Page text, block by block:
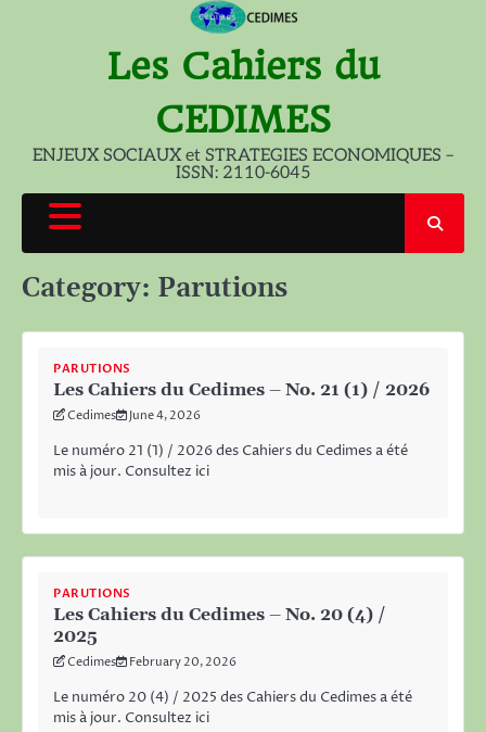
Les Cahiers du
CEDIMES
ENJEUX SOCIAUX et STRATEGIES ECONOMIQUES –
ISSN: 2110-6045
Category: Parutions
PARUTIONS
Les Cahiers du Cedimes – No. 21 (1) / 2026
Cedimes June 4, 2026
Le numéro 21 (1) / 2026 des Cahiers du Cedimes a été
mis à jour. Consultez ici
PARUTIONS
Les Cahiers du Cedimes – No. 20 (4) /
2025
Cedimes February 20, 2026
Le numéro 20 (4) / 2025 des Cahiers du Cedimes a été
mis à jour. Consultez ici